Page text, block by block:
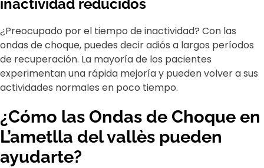
inactividad reducidos
¿Preocupado por el tiempo de inactividad? Con las
ondas de choque, puedes decir adiós a largos períodos
de recuperación. La mayoría de los pacientes
experimentan una rápida mejoría y pueden volver a sus
actividades normales en poco tiempo.
¿Cómo las Ondas de Choque en
L’ametlla del vallès pueden
ayudarte?